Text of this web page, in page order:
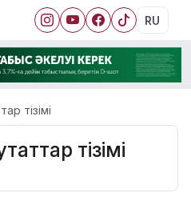
RU
тізімі
тізімі